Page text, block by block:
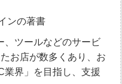
、ツールなどのサービ
お店が数多くあり、お
業界」を目指し、支援